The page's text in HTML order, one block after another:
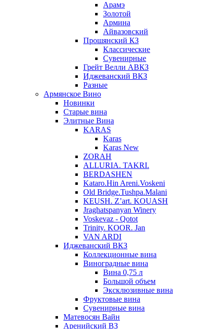
Арамэ
Золотой
Армина
Айвазовский
Прошянский КЗ
Классические
Сувенирные
Грейт Велли АВКЗ
Иджеванский ВКЗ
Разные
Армянское Вино
Новинки
Старые вина
Элитные Вина
KARAS
Karas
Karas New
ZORAH
ALLURIA. TAKRI.
BERDASHEN
Kataro.Hin Areni.Voskeni
Old Bridge.Tushpa.Malani
KEUSH. Z’art. KOUASH
Jraghatspanyan Winery
Voskevaz - Qotot
Trinity. KOOR. Jan
VAN ARDI
Иджеванский ВКЗ
Коллекционные вина
Виноградные вина
Вина 0,75 л
Большой объем
Эксклюзивные вина
Фруктовые вина
Cувенирные вина
Матевосян Вайн
Аренийский ВЗ